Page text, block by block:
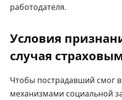
работодателя.
Условия
случая
Чтобы пострадавший смог
механизмами социальной